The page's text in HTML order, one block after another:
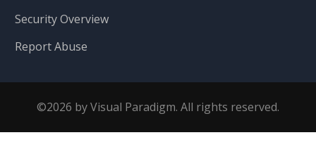
Security Overview
Report Abuse
©2026 by Visual Paradigm. All rights reserved.